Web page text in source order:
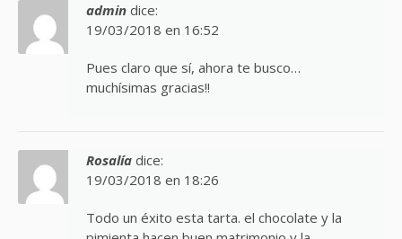
admin dice:
19/03/2018 en 16:52
Pues claro que sí, ahora te busco…
muchísimas gracias!!
Rosalía dice:
19/03/2018 en 18:26
Todo un éxito esta tarta. el chocolate y la